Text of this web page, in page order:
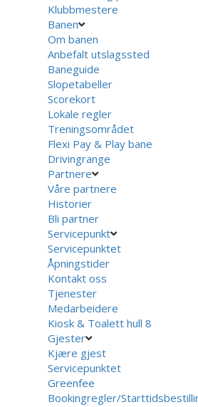
Klubbmestere
Banen
Om banen
Anbefalt utslagssted
Baneguide
Slopetabeller
Scorekort
Lokale regler
Treningsområdet
Flexi Pay & Play bane
Drivingrange
Partnere
Våre partnere
Historier
Bli partner
Servicepunkt
Servicepunktet
Åpningstider
Kontakt oss
Tjenester
Medarbeidere
Kiosk & Toalett hull 8
Gjester
Kjære gjest
Servicepunktet
Greenfee
Bookingregler/